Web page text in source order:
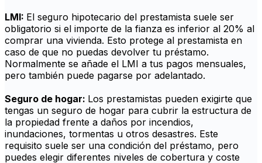
LMI: El seguro hipotecario del prestamista suele ser
obligatorio si el importe de la fianza es inferior al 20% al
comprar una vivienda. Esto protege al prestamista en
caso de que no puedas devolver tu préstamo.
Normalmente se añade el LMI a tus pagos mensuales,
pero también puede pagarse por adelantado.
Seguro de hogar: Los prestamistas pueden exigirte que
tengas un seguro de hogar para cubrir la estructura de
la propiedad frente a daños por incendios,
inundaciones, tormentas u otros desastres. Este
requisito suele ser una condición del préstamo, pero
puedes elegir diferentes niveles de cobertura y coste